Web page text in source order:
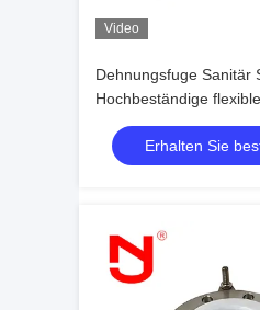
Video
Dehnungsfuge Sanitär
Hochbeständige
mit PTFE-Auskleidung
Erhalten Sie